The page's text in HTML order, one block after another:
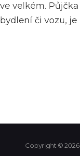
velkém. Půjčka
či vozu, je
Copyright © 2026